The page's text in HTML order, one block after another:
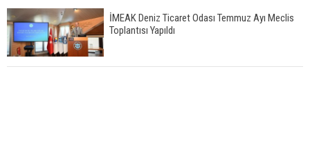
İMEAK Deniz Ticaret Odası Temmuz Ayı Meclis
Toplantısı Yapıldı